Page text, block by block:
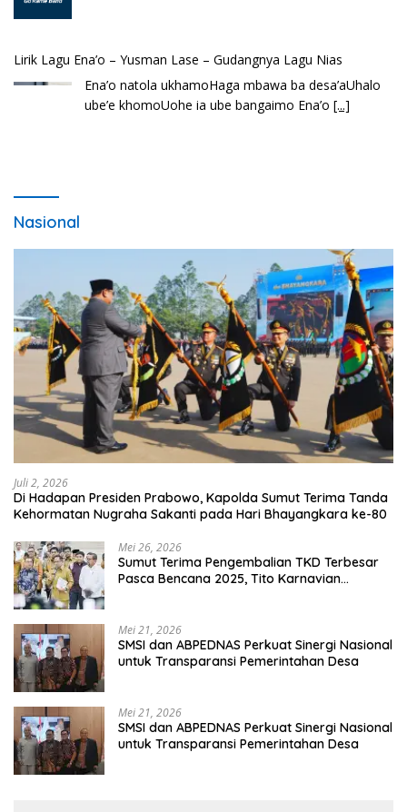
Lirik Lagu Ena’o – Yusman Lase – Gudangnya Lagu Nias
Ena’o natola ukhamoHaga mbawa ba desa’aUhalo
ube’e khomoUohe ia ube bangaimo Ena’o [...]
Nasional
Juli 2, 2026
Di Hadapan Presiden Prabowo, Kapolda Sumut Terima Tanda
Kehormatan Nugraha Sakanti pada Hari Bhayangkara ke-80
Mei 26, 2026
Sumut Terima Pengembalian TKD Terbesar
Pasca Bencana 2025, Tito Karnavian
Mei 21, 2026
SMSI dan ABPEDNAS Perkuat Sinergi Nasional
untuk Transparansi Pemerintahan Desa
Mei 21, 2026
SMSI dan ABPEDNAS Perkuat Sinergi Nasional
untuk Transparansi Pemerintahan Desa